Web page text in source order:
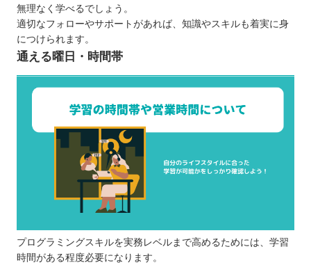
無理なく学べるでしょう。
適切なフォローやサポートがあれば、知識やスキルも着実に身
につけられます。
通える曜日・時間帯
プログラミングスキルを実務レベルまで高めるためには、学習
時間がある程度必要になります。